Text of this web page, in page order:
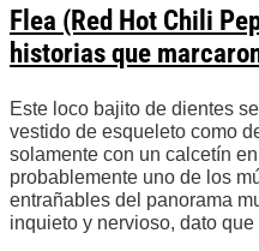
Flea (Red Hot Chili
historias que
Este loco bajito de dientes
vestido de esqueleto como
solamente con un calcetín
probablemente uno de los
entrañables del panorama
inquieto y nervioso, dato